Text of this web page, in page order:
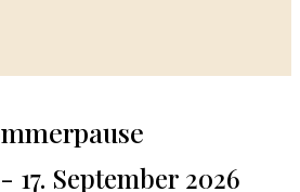
17. September 2026